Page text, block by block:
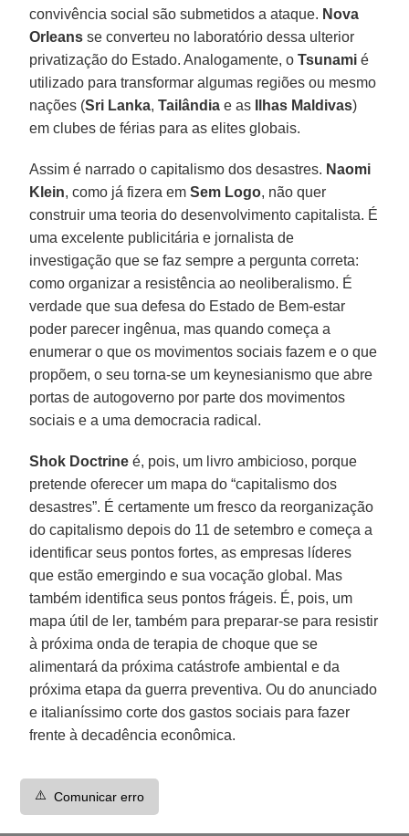
convivência social são submetidos a ataque. Nova
Orleans se converteu no laboratório dessa ulterior
privatização do Estado. Analogamente, oTsunami é
utilizado para transformar algumas regiões ou mesmo
nações (Sri Lanka,Tailândia e as Ilhas Maldivas)
em clubes de férias para as elites globais.
Assim é narrado o capitalismo dos desastres. Naomi
Klein, como já fizera emSem Logo, não quer
construir uma teoria do desenvolvimento capitalista. É
uma excelente publicitária e jornalista de
investigação que se faz sempre a pergunta correta:
como organizar a resistência ao neoliberalismo. É
verdade que sua defesa do Estado de Bem-estar
poder parecer ingênua, mas quando começa a
enumerar o que os movimentos sociais fazem e o que
propõem, o seu torna-se um keynesianismo que abre
portas de autogoverno por parte dos movimentos
sociais e a uma democracia radical.
Shok Doctrine é, pois, um livro ambicioso, porque
pretende oferecer um mapa do “capitalismo dos
desastres”. É certamente um fresco da reorganização
do capitalismo depois do 11 de setembro e começa a
identificar seus pontos fortes, as empresas líderes
que estão emergindo e sua vocação global. Mas
também identifica seus pontos frágeis. É, pois, um
mapa útil de ler, também para preparar-se para resistir
à próxima onda de terapia de choque que se
alimentará da próxima catástrofe ambiental e da
próxima etapa da guerra preventiva. Ou do anunciado
e italianíssimo corte dos gastos sociais para fazer
frente à decadência econômica.
⚠️ Comunicar erro